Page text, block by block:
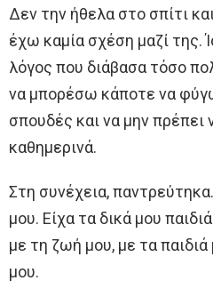
Δεν την ήθελα στο σπίτι
έχω καμία σχέση μαζί της.
λόγος που διάβασα τόσο
να μπορέσω κάποτε να
σπουδές και να μην πρέπει
καθημερινά.
Στη συνέχεια,
μου. Είχα τα δικά μου
με τη ζωή μου, με τα παιδιά
μου.